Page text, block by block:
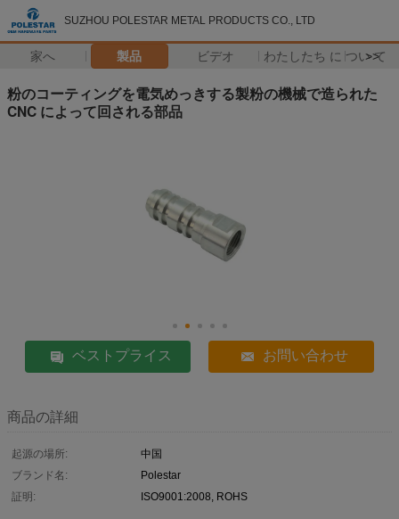
SUZHOU POLESTAR METAL PRODUCTS CO., LTD
家へ 製品 ビデオ わたしたち に つい て
>>
粉のコーティングを電気めっきする製粉の機械で造られた
CNC によって回される部品
ベストプライス お問い合わせ
商品の詳細
起源の場所:
中国
ブランド名:
Polestar
証明:
ISO9001:2008, ROHS